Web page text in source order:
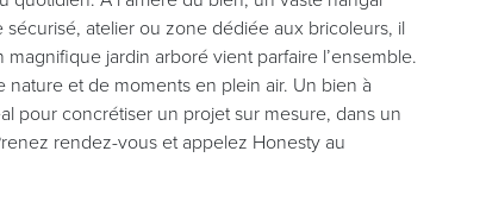
atelier ou zone dédiée aux bricoleurs, il
jardin arboré vient parfaire l’ensemble.
et de moments en plein air. Un bien à
pour concrétiser un projet sur mesure, dans un
rendez-vous et appelez Honesty au